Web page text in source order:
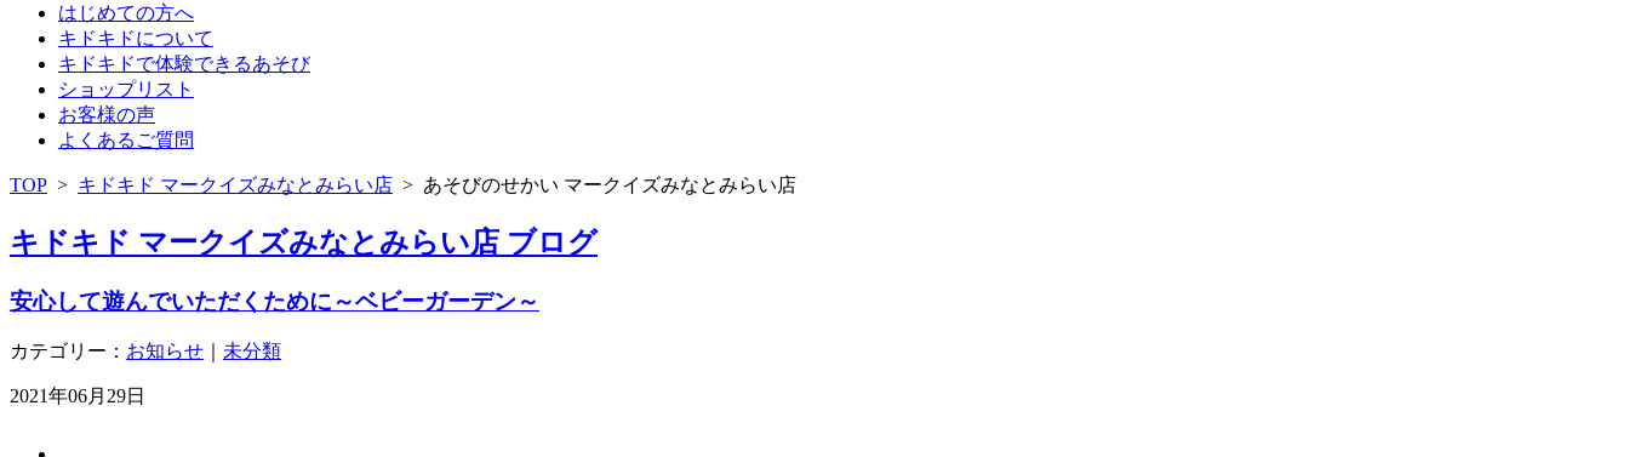
はじめての方へ
キドキドについて
キドキドで体験できるあそび
ショップリスト
お客様の声
よくあるご質問
TOP > キドキド マークイズみなとみらい店 > あそびのせかい マークイズみなとみらい店
キドキド マークイズみなとみらい店 ブログ
安心して遊んでいただくために～ベビーガーデン～
カテゴリー： お知らせ 未分類
2021年06月29日